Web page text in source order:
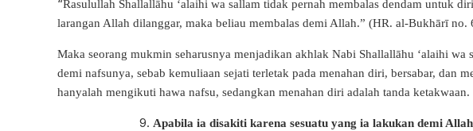
“Rasulullah Shallallāhu ‘alaihi wa sallam tidak pernah membalas dendam untuk
larangan Allah dilanggar, maka beliau membalas demi Allah.” (HR. al-Bukhārī
Maka seorang mukmin seharusnya menjadikan akhlak Nabi Shallallāhu ‘alaihi wa
demi nafsunya, sebab kemuliaan sejati terletak pada menahan diri, bersabar, dan
hanyalah mengikuti hawa nafsu, sedangkan menahan diri adalah tanda ketakwaan.
Apabila ia disakiti karena sesuatu yang ia lakukan demi